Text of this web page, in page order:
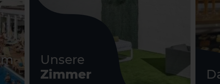
Unsere
Zimmer